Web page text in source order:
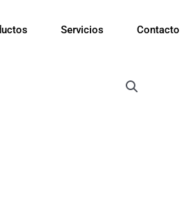
Servicios Contacto